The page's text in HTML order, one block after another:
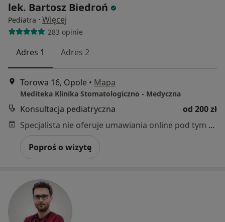
lek. Bartosz Biedroń
Pediatra · Więcej
283 opinie
Adres 1 Adres 2
Torowa 16, Opole • Mapa
Mediteka Klinika Stomatologiczno - Medyczna
Konsultacja pediatryczna
od 200 zł
Specjalista nie oferuje umawiania online pod tym adresem.
Poproś o wizytę